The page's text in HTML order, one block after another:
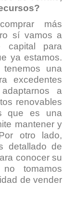
más
sí vamos a
capital para
ya estamos.
una
excedentes
a
renovables
que es una
mantener y
otro lado,
detallado de
conocer su
tomamos
de vender